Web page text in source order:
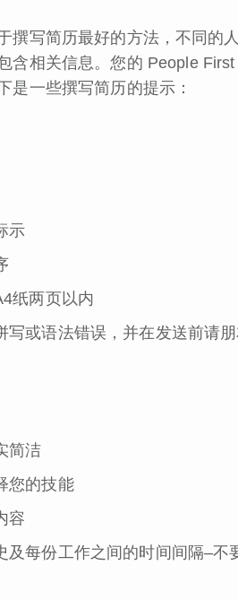
撰写简历最好的方法，不同的
含相关信息。您的 People
是一些撰写简历的提示：
示
纸两页以内
写或语法错误，并在发送前请朋
简洁
您的技能
容
及每份工作之间的时间间隔–不